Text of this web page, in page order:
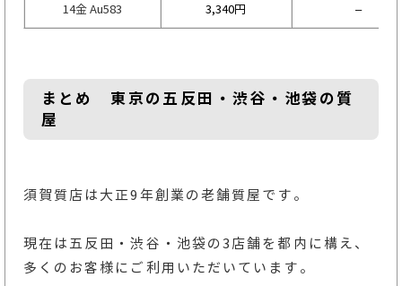
14金 Au583 3,340円 –
まとめ 東京の五反田・渋谷・池袋の質
屋
須賀質店は大正9年創業の老舗質屋です。
現在は五反田・渋谷・池袋の3店舗を都内に構え、
多くのお客様にご利用いただいています。